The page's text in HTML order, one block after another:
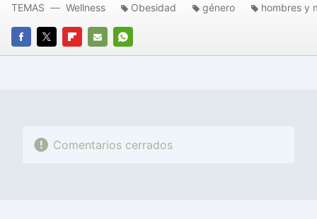
FACEBOOK
TWITTERFLIPBOARD
E-
WHATSAPP
TEMAS Wellness Obesidad género hombres y
Comentarios cerrados